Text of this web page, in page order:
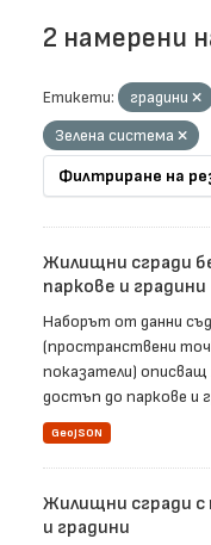
2 намерени
Етикети: градини
Зелена система
Филтриране на
Жилищни сгради
паркове и градини
Наборът от данни
(пространствени
показатели)
достъп до паркове и
GeoJSON
Жилищни сгради
и градини